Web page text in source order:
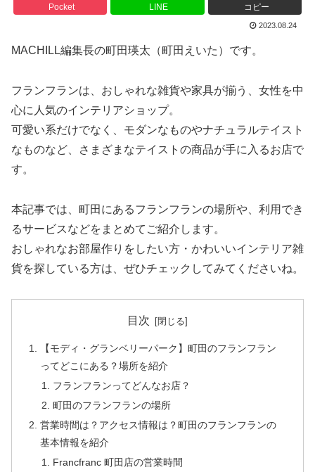
Pocket LINE コピー
2023.08.24
MACHILL編集長の町田瑛太（町田えいた）です。
フランフランは、おしゃれな雑貨や家具が揃う、女性を中
心に人気のインテリアショップ。
可愛い系だけでなく、モダンなものやナチュラルテイスト
なものなど、さまざまなテイストの商品が手に入るお店で
す。
本記事では、町田にあるフランフランの場所や、利用でき
るサービスなどをまとめてご紹介します。
おしゃれなお部屋作りをしたい方・かわいいインテリア雑
貨を探している方は、ぜひチェックしてみてくださいね。
目次
【モディ・グランベリーパーク】町田のフランフラン
ってどこにある？場所を紹介
フランフランってどんなお店？
町田のフランフランの場所
営業時間は？アクセス情報は？町田のフランフランの
基本情報を紹介
Francfranc 町田店の営業時間